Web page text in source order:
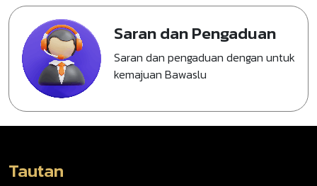
Saran dan Pengaduan
Saran dan pengaduan dengan untuk
kemajuan Bawaslu
Tautan